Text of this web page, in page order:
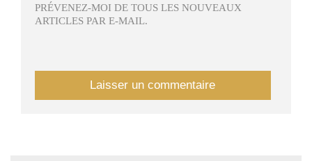
PRÉVENEZ-MOI DE TOUS LES NOUVEAUX
ARTICLES PAR E-MAIL.